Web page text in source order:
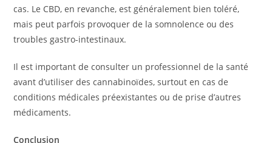
cas. Le CBD, en revanche, est généralement bien toléré,
mais peut parfois provoquer de la somnolence ou des
troubles gastro-intestinaux.
Il est important de consulter un professionnel de la santé
avant d’utiliser des cannabinoïdes, surtout en cas de
conditions médicales préexistantes ou de prise d’autres
médicaments.
Conclusion